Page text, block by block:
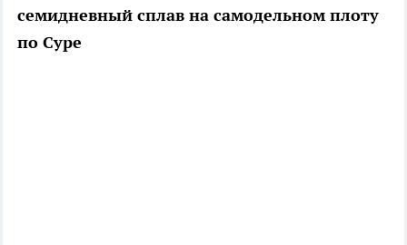
семидневный сплав на самодельном плоту
по Суре